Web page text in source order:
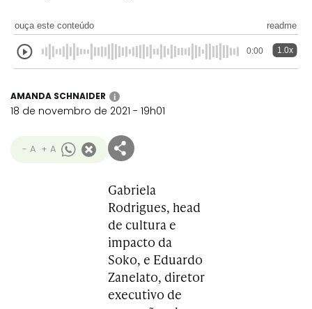
ouça este conteúdo readme
0:00 1.0x
AMANDA SCHNAIDER i
18 de novembro de 2021 - 19h01
- A + A
Gabriela
Rodrigues, head
de cultura e
impacto da
Soko, e Eduardo
Zanelato, diretor
executivo de